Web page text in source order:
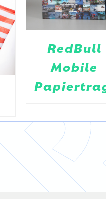
RedBull
Mobile